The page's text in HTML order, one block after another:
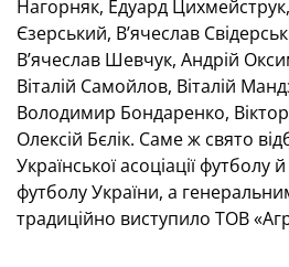
Нагорняк, Едуард
Єзерський, В’ячеслав
В’ячеслав Шевчук, Андрій
Віталій Самойлов, Віталій
Володимир Бондаренко,
Олексій Бєлік. Саме ж свято
Української асоціації футболу
футболу України, а
традиційно виступило ТОВ